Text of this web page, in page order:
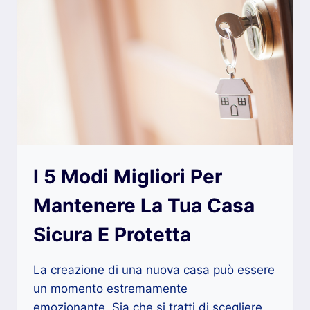
I 5 Modi Migliori Per
Mantenere La Tua Casa
Sicura E Protetta
La creazione di una nuova casa può essere
un momento estremamente